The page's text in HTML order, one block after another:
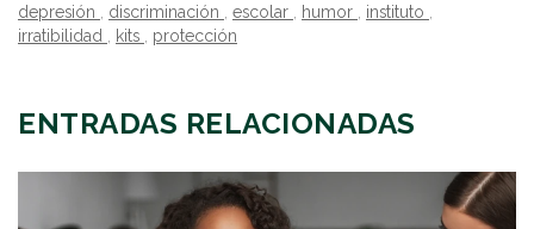
depresión , discriminación , escolar , humor , instituto ,
irratibilidad , kits , protección
ENTRADAS RELACIONADAS